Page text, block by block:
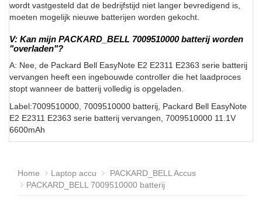
wordt vastgesteld dat de bedrijfstijd niet langer bevredigend is,
moeten mogelijk nieuwe batterijen worden gekocht.
V: Kan mijn PACKARD_BELL 7009510000 batterij worden
"overladen"?
A: Nee, de Packard Bell EasyNote E2 E2311 E2363 serie batterij
vervangen heeft een ingebouwde controller die het laadproces
stopt wanneer de batterij volledig is opgeladen.
Label:7009510000, 7009510000 batterij, Packard Bell EasyNote
E2 E2311 E2363 serie batterij vervangen, 7009510000 11.1V
6600mAh
Home Laptop accu
PACKARD_BELL Accus
PACKARD_BELL 7009510000 batterij